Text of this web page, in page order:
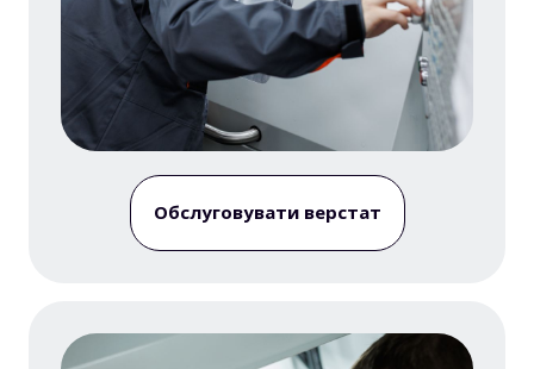
Обслуговувати верстат